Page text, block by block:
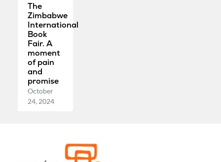
The
Zimbabwe
International
Book
Fair. A
moment
of pain
and
promise
October
24, 2024